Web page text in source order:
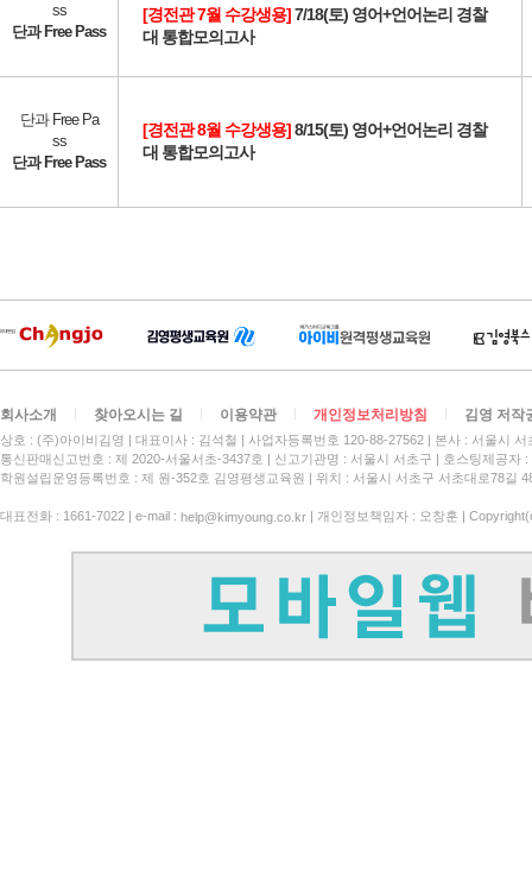
ss
단과 Free Pass
[경전관 7월 수강생용]7/18(토) 영어+언어논리 경찰
대 통합모의고사
단과 Free Pa
ss
단과 Free Pass
[경전관 8월 수강생용]8/15(토) 영어+언어논리 경찰
대 통합모의고사
회사소개 찾아오시는 길 이용약관 개인정보처리방침 김영 저작
상호 : (주)아이비김영 대표이사 : 김석철 사업자등록번호 120-88-27562
본사 : 서울시
통신판매신고번호 : 제 2020-서울서초-3437호
신고기관명 : 서울시 서초구
호스팅제공자
학원설립운영등록번호 : 제 원-352호 김영평생교육원 | 위치 : 서울시 서초구 서초대로78길
대표전화 : 1661-7022 | e-mail : help@kimyoung.co.kr | 개인정보책임자 : 오창훈 |